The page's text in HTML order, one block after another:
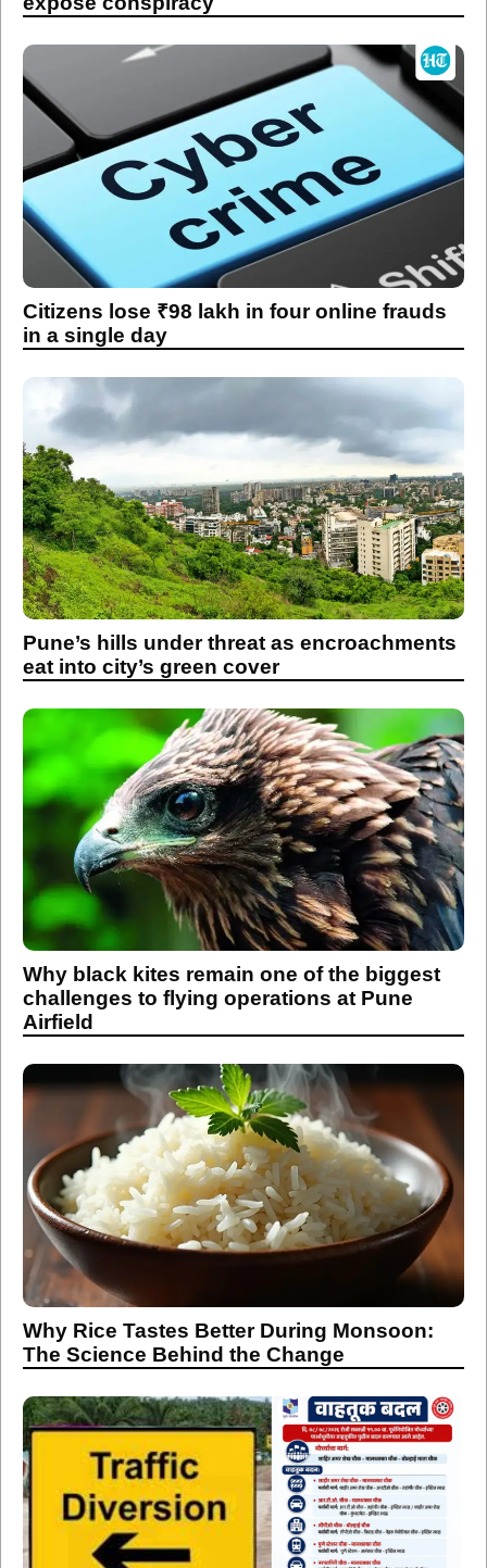
Citizens lose ₹98 lakh in four online frauds
in a single day
Pune’s hills under threat as encroachments
eat into city’s green cover
Why black kites remain one of the biggest
challenges to flying operations at Pune
Airfield
Why Rice Tastes Better During Monsoon:
The Science Behind the Change